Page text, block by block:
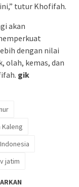
tutur Khofifah.
akan
dengan nilai
olah, kemas, dan
gik
Kaleng
jatim